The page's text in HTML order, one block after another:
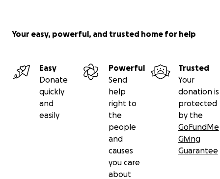
Your easy, powerful, and trusted home for help
Easy
Donate
quickly
and
easily
Powerful
Send
help
right to
the
people
and
causes
you care
about
Trusted
Your
donation is
protected
by the
GoFundMe
Giving
Guarantee